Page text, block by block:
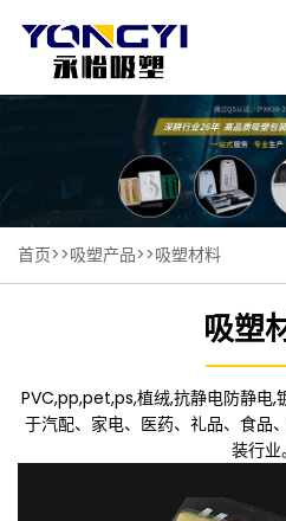
首页>>吸塑产品>>吸塑材料
吸塑
PVC,pp,pet,ps,植绒,抗静电防静电,
于汽配、家电、医药、礼品、食品
装行业。